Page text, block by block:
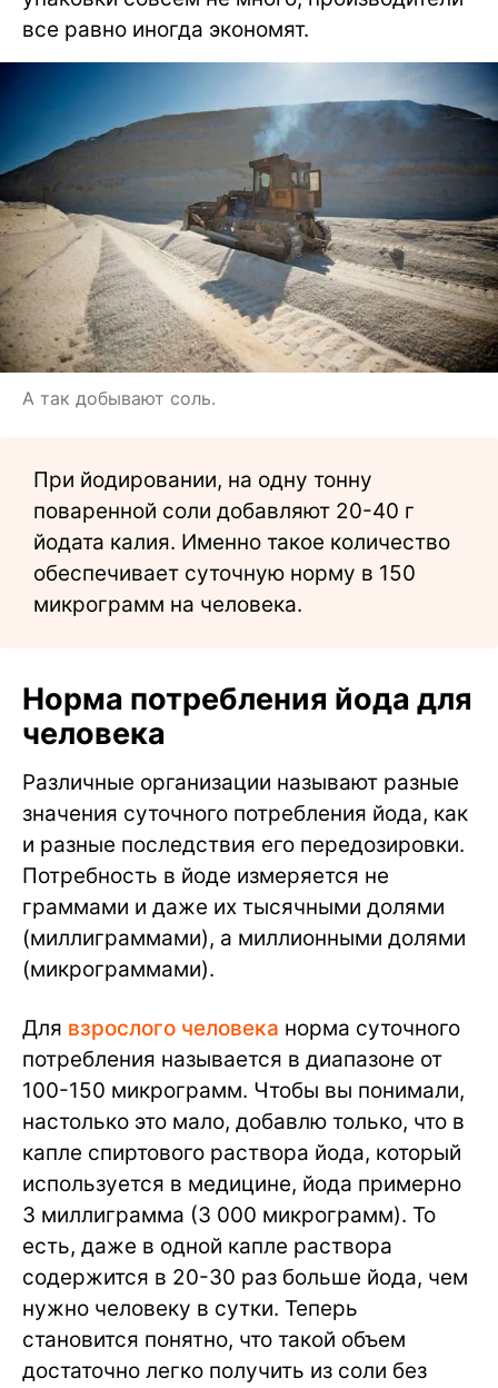
все равно иногда экономят.
А так добывают соль.
При йодировании, на одну тонну
поваренной соли добавляют 20-40 г
йодата калия. Именно такое количество
обеспечивает суточную норму в 150
микрограмм на человека.
Норма потребления йода для
человека
Различные организации называют разные
значения суточного потребления йода, как
и разные последствия его передозировки.
Потребность в йоде измеряется не
граммами и даже их тысячными долями
(миллиграммами), а миллионными долями
(микрограммами).
Для взрослого человека норма суточного
потребления называется в диапазоне от
100-150 микрограмм. Чтобы вы понимали,
настолько это мало, добавлю только, что в
капле спиртового раствора йода, который
используется в медицине, йода примерно
3 миллиграмма (3 000 микрограмм). То
есть, даже в одной капле раствора
содержится в 20-30 раз больше йода, чем
нужно человеку в сутки. Теперь
становится понятно, что такой объем
достаточно легко получить из соли без